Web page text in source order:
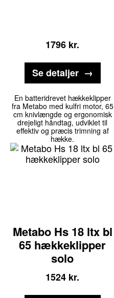
1796 kr.
Se detaljer
Metabo Hs 18 ltx bl
65 hækkeklipper
solo
En batteridrevet hækkeklipper
fra Metabo med kulfri motor, 65
cm knivlængde og ergonomisk
drejeligt håndtag, udviklet til
effektiv og præcis trimning af
hække.
1524 kr.